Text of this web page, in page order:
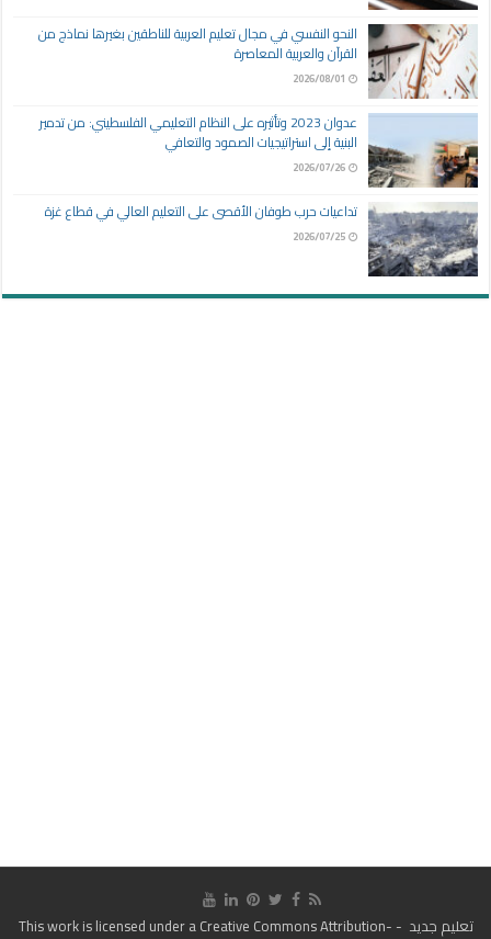
النحو النفسي في مجال تعليم العربية للناطقين بغيرها نماذج من
القرآن والعربية المعاصرة
2026/08/01
عدوان 2023 وتأثيره على النظام التعليمي الفلسطيني: من تدمير
البنية إلى استراتيجيات الصمود والتعافي
2026/07/26
تداعيات حرب طوفان الأقصى على التعليم العالي في قطاع غزة
2026/07/25
تعليم جديد - This work is licensed under a
Creative Commons Attribution-